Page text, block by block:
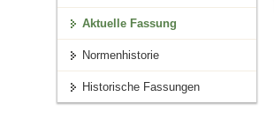
Aktuelle Fassung
Normenhistorie
Historische Fassungen